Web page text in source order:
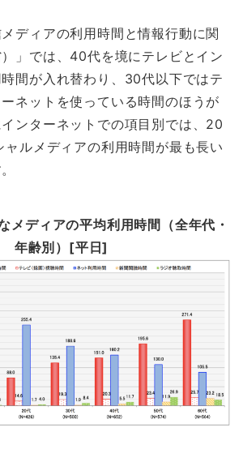
ディアの利用時間と情報行動に関
」では、40代を境にテレビとイン
間が入れ替わり、30代以下ではテ
ネットを使っている時間のほうが
ンターネットでの項目別では、20
ルメディアの利用時間が最も長い
メディアの平均利用時間（全年代・
年齢別）[平日]